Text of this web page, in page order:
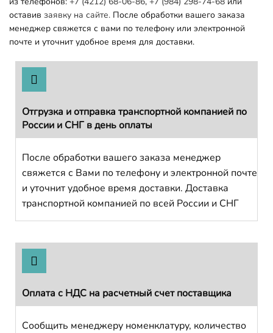
оставив заявку на сайте. После обработки вашего заказа
менеджер свяжется с вами по телефону или электронной
почте и уточнит удобное время для доставки.
Отгрузка и отправка транспортной компанией по
России и СНГ в день оплаты
После обработки вашего заказа менеджер
свяжется с Вами по телефону и электронной почте
и уточнит удобное время доставки. Доставка
транспортной компанией по всей России и СНГ
Оплата с НДС на расчетный счет поставщика
Сообщить менеджеру номенклатуру, количество